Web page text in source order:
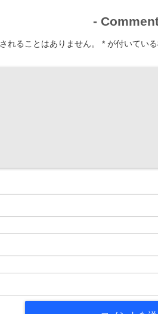
-
れることはありません。 * が付いてい